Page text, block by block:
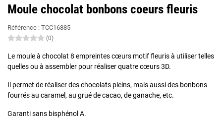
Moule chocolat bonbons coeurs fleuris
Référence : TCC16885
(0)
Le moule à chocolat 8 empreintes cœurs motif fleuris à utiliser telles
quelles ou à assembler pour réaliser quatre cœurs 3D.
Il permet de réaliser des chocolats pleins, mais aussi des bonbons
fourrés au caramel, au grué de cacao, de ganache, etc.
Garanti sans bisphénol A.